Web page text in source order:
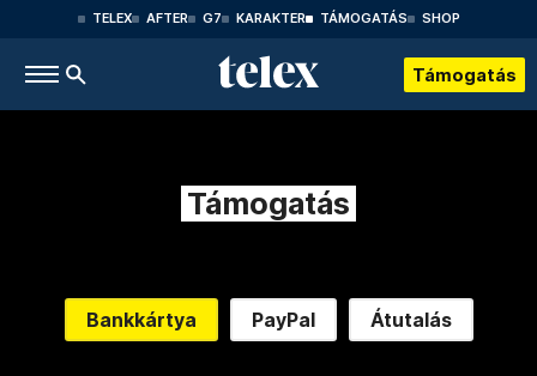
TELEX AFTER G7 KARAKTER TÁMOGATÁS SHOP
Támogatás
Támogatás
Bankkártya PayPal Átutalás